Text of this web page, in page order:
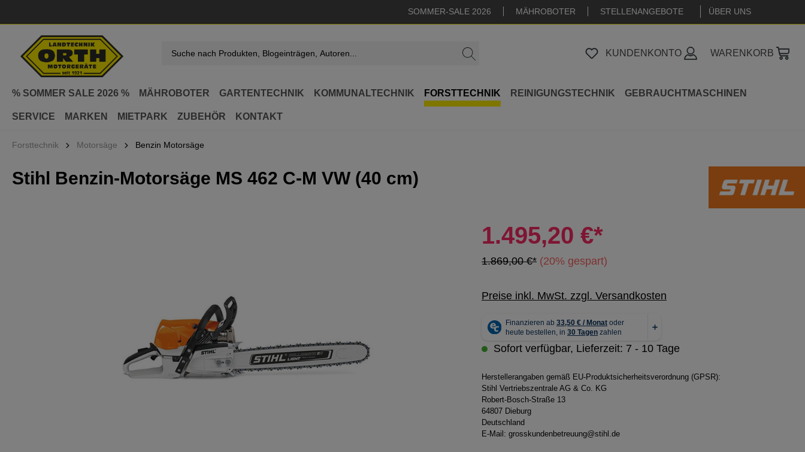
SOMMER-SALE 2026 MÄHROBOTER STELLENANGEBOTE ÜBER UNS
KUNDENKONTO WARENKORB
% SOMMER SALE 2026 % MÄHROBOTER GARTENTECHNIK KOMMUNALTECHNIK FORSTTECHNIK REINIGUNGSTECHNIK GEBRAUCHTMASCHINEN
SERVICE MARKEN MIETPARK ZUBEHÖR KONTAKT
Forsttechnik Motorsäge Benzin Motorsäge
Stihl Benzin-Motorsäge MS 462 C-M VW (40 cm)
1.495,20 €*
1.869,00 €* (20% gespart)
Preise inkl. MwSt. zzgl. Versandkosten
Sofort verfügbar, Lieferzeit: 7 - 10 Tage
Herstellerangaben gemäß EU-Produktsicherheitsverordnung (GPSR):
Stihl Vertriebszentrale AG & Co. KG
Robert-Bosch-Straße 13
64807 Dieburg
Deutschland
E-Mail: grosskundenbetreuung@stihl.de